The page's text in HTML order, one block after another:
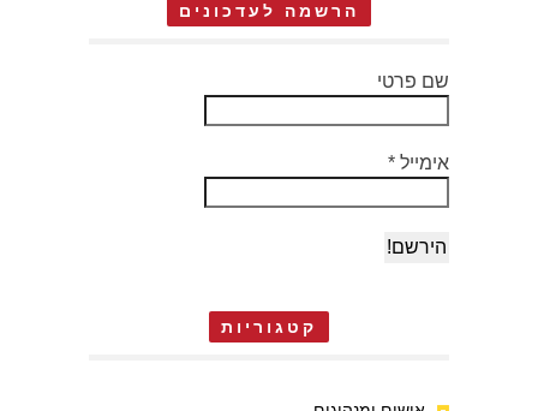
הרשמה לעדכונים
שם פרטי
אימייל *
קטגוריות